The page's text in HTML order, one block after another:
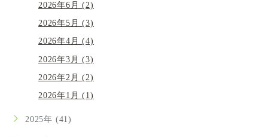
2026年6月 (2)
2026年5月 (3)
2026年4月 (4)
2026年3月 (3)
2026年2月 (2)
2026年1月 (1)
2025年 (41)